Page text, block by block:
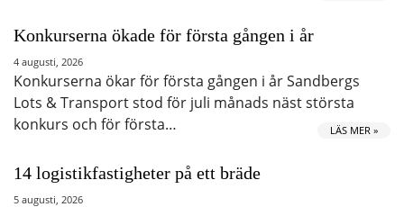
Konkurserna ökade för första gången i år
4 augusti, 2026
Konkurserna ökar för första gången i år Sandbergs
Lots & Transport stod för juli månads näst största
konkurs och för första…
LÄS MER »
14 logistikfastigheter på ett bräde
5 augusti, 2026